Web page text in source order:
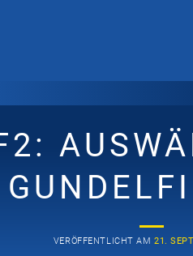
VERÖFFENTLICHT AM 21.